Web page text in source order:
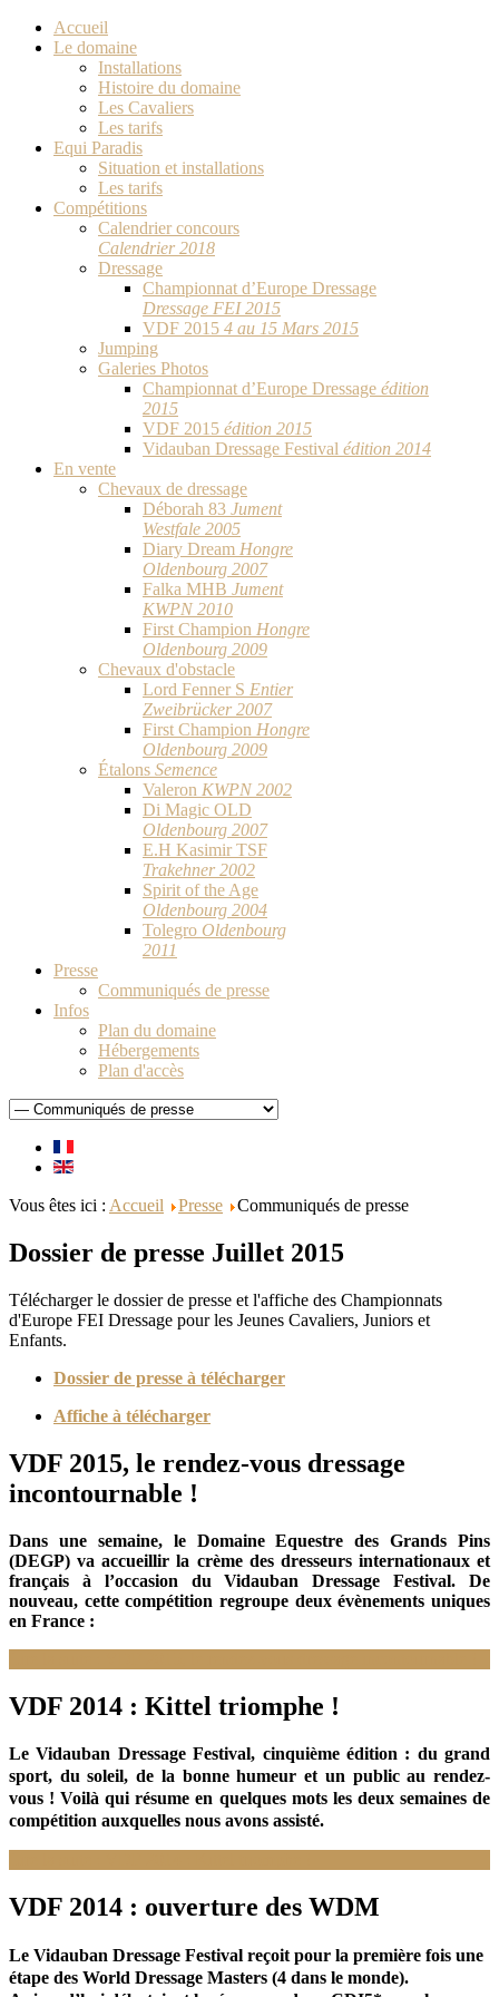
Accueil
Le domaine
Installations
Histoire du domaine
Les Cavaliers
Les tarifs
Equi Paradis
Situation et installations
Les tarifs
Compétitions
Calendrier concours
Calendrier 2018
Dressage
Championnat d’Europe Dressage
Dressage FEI 2015
VDF 2015 4 au 15 Mars 2015
Jumping
Galeries Photos
Championnat d’Europe Dressage édition
2015
VDF 2015 édition 2015
Vidauban Dressage Festival édition 2014
En vente
Chevaux de dressage
Déborah 83 Jument
Westfale 2005
Diary Dream Hongre
Oldenbourg 2007
Falka MHB Jument
KWPN 2010
First Champion Hongre
Oldenbourg 2009
Chevaux d'obstacle
Lord Fenner S Entier
Zweibrücker 2007
First Champion Hongre
Oldenbourg 2009
Étalons Semence
Valeron KWPN 2002
Di Magic OLD
Oldenbourg 2007
E.H Kasimir TSF
Trakehner 2002
Spirit of the Age
Oldenbourg 2004
Tolegro Oldenbourg
2011
Presse
Communiqués de presse
Infos
Plan du domaine
Hébergements
Plan d'accès
Vous êtes ici : Accueil Presse Communiqués de presse
Dossier de presse Juillet 2015
Télécharger le dossier de presse et l'affiche des Championnats
d'Europe FEI Dressage pour les Jeunes Cavaliers, Juniors et
Enfants.
Dossier de presse à télécharger
Affiche à télécharger
VDF 2015, le rendez-vous dressage
incontournable !
Dans une semaine, le Domaine Equestre des Grands Pins
(DEGP) va accueillir la crème des dresseurs internationaux et
français à l’occasion du Vidauban Dressage Festival. De
nouveau, cette compétition regroupe deux évènements uniques
en France :
VDF 2014 : Kittel triomphe !
Le Vidauban Dressage Festival, cinquième édition : du grand
sport, du soleil, de la bonne humeur et un public au rendez-
vous ! Voilà qui résume en quelques mots les deux semaines de
compétition auxquelles nous avons assisté.
VDF 2014 : ouverture des WDM
Le Vidauban Dressage Festival reçoit pour la première fois une
étape des World Dressage Masters (4 dans le monde).